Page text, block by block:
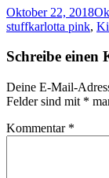
Veröffentlicht
am
Oktober 22, 2018
stuffSchlagwörter
karlotta pink,
Schreibe einen
Deine E-Mail-
Felder sind mit *
Kommentar *